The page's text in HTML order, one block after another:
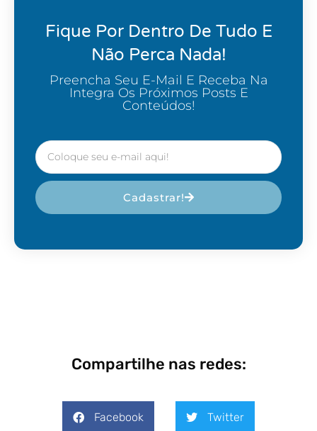
Fique Por Dentro De Tudo E
Não Perca Nada!
Preencha Seu E-Mail E Receba Na
Integra Os Próximos Posts E
Conteúdos!
Cadastrar!
Compartilhe nas redes:
Facebook Twitter